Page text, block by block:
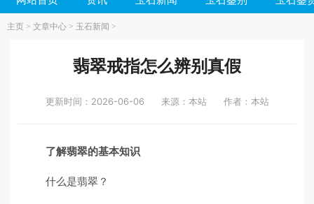
主页 > 文章中心 > 玉石新闻 >
翡翠戒指怎么辨别真假
更新时间：2026-06-06 来源：本站 作者：本站
了解翡翠的基本知识
什么是翡翠？